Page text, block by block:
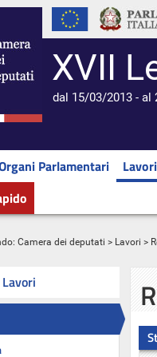
XVII
dal 15/03/2013 - al
Parlamentari Lavori
Camera dei deputati > Lavori >